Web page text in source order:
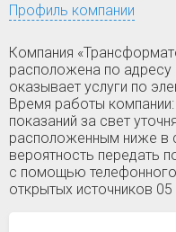
Профиль компании
Компания
расположена по адресу
оказывает услуги по
Время работы
показаний за свет
расположенным ниже в
вероятность передать
с помощью
открытых источников